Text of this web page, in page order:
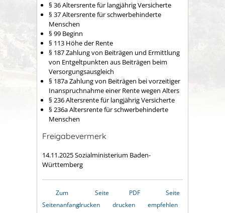
§ 36 Altersrente für langjährig Versicherte
§ 37 Altersrente für schwerbehinderte
Menschen
§ 99 Beginn
§ 113 Höhe der Rente
§ 187 Zahlung von Beiträgen und Ermittlung
von Entgeltpunkten aus Beiträgen beim
Versorgungsausgleich
§ 187a Zahlung von Beiträgen bei vorzeitiger
Inanspruchnahme einer Rente wegen Alters
§ 236 Altersrente für langjährig Versicherte
§ 236a Altersrente für schwerbehinderte
Menschen
Freigabevermerk
14.11.2025 Sozialministerium Baden-
Württemberg
Zum
Seitenanfang
Seite
drucken
PDF
drucken
Seite
empfehlen